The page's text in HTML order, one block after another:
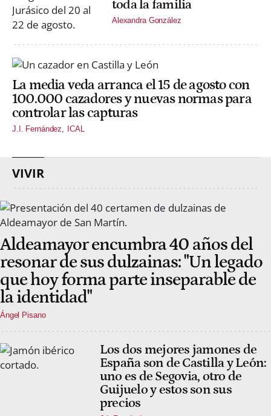
toda la familia
Alexandra González
La media veda arranca el 15 de agosto con
100.000 cazadores y nuevas normas para
controlar las capturas
J.I. Fernández ICAL
VIVIR
Aldeamayor encumbra 40 años del
resonar de sus dulzainas: "Un legado
que hoy forma parte inseparable de
la identidad"
Ángel Pisano
Los dos mejores jamones de
España son de Castilla y León:
uno es de Segovia, otro de
Guijuelo y estos son sus
precios